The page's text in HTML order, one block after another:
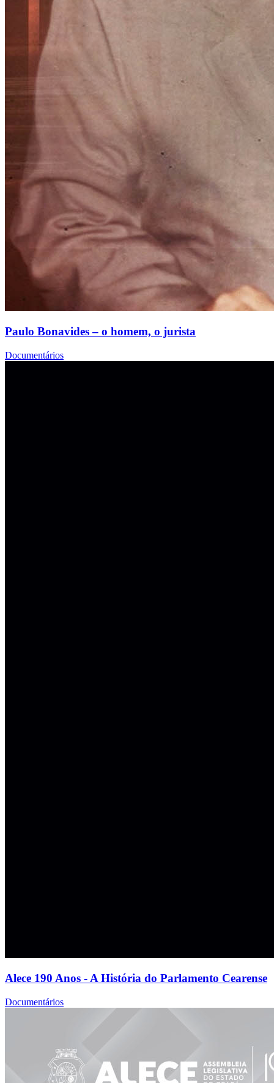
Paulo Bonavides – o homem, o jurista
Documentários
Alece 190 Anos - A História do Parlamento Cearense
Documentários